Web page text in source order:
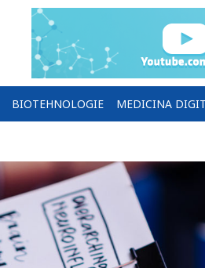
BIOTEHNOLOGIE MEDICINA